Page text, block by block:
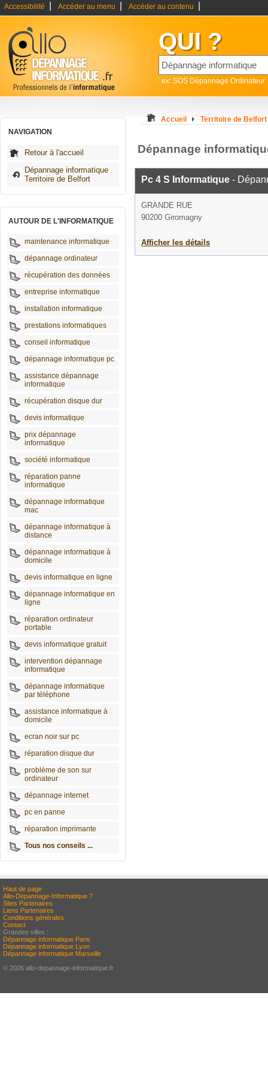
Accessibilité Accéder au menu Accéder au contenu
QUI ?
ex: SOS Dépannage Ordinateur
NAVIGATION
Retour à l'accueil
Dépannage informatique
Territoire de Belfort
AUTOUR DE L'INFORMATIQUE
maintenance informatique
dépannage ordinateur
récupération des données
entreprise informatique
installation informatique
prestations informatiques
conseil informatique
dépannage informatique pc
assistance dépannage
informatique
récupération disque dur
devis informatique
prix dépannage
informatique
société informatique
réparation panne
informatique
dépannage informatique
mac
dépannage informatique à
distance
dépannage informatique à
domicile
devis informatique en ligne
dépannage informatique en
ligne
réparation ordinateur
portable
devis informatique gratuit
intervention dépannage
informatique
dépannage informatique
par téléphone
assistance informatique à
domicile
ecran noir sur pc
réparation disque dur
problème de son sur
ordinateur
dépannage internet
pc en panne
réparation imprimante
Tous nos conseils ...
Accueil Territoire de Belfort
Dépannage
Pc 4 S Informatique -
GRANDE RUE
90200 Giromagny
Afficher les détails
Haut de page
Allo-Depannage-Informatique ?
Sites Partenaires
Liens Partenaires
Conditions générales
Contact
Grandes villes :
Dépannage informatique Paris
Dépannage informatique Lyon
Dépannage informatique Marseille
© 2026 allo-depannage-informatique.fr